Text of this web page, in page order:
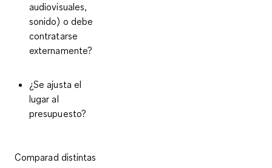
audiovisuales,
sonido) o debe
contratarse
externamente?
¿Se ajusta el
lugar al
presupuesto?
Comparad distintas